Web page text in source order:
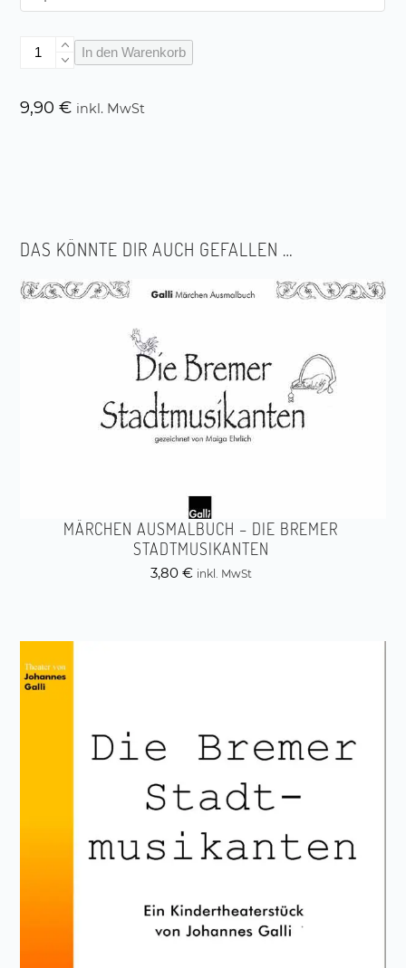
Die
Bremer
Menge
In den Warenkorb
9,90€ inkl. MwSt
DAS KÖNNTE DIR AUCH GEFALLEN …
MÄRCHEN AUSMALBUCH – DIE BREMER
STADTMUSIKANTEN
3,80 € inkl. MwSt